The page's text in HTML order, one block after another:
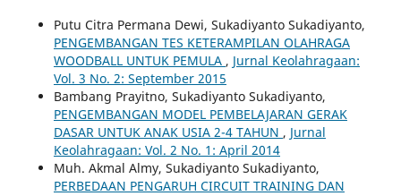
Putu Citra Permana Dewi, Sukadiyanto Sukadiyanto,
PENGEMBANGAN TES KETERAMPILAN OLAHRAGA
WOODBALL UNTUK PEMULA , Jurnal Keolahragaan:
Vol. 3 No. 2: September 2015
Bambang Prayitno, Sukadiyanto Sukadiyanto,
PENGEMBANGAN MODEL PEMBELAJARAN GERAK
DASAR UNTUK ANAK USIA 2-4 TAHUN , Jurnal
Keolahragaan: Vol. 2 No. 1: April 2014
Muh. Akmal Almy, Sukadiyanto Sukadiyanto,
PERBEDAAN PENGARUH CIRCUIT TRAINING DAN